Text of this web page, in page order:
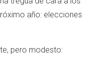
año: elecciones
pero modesto: